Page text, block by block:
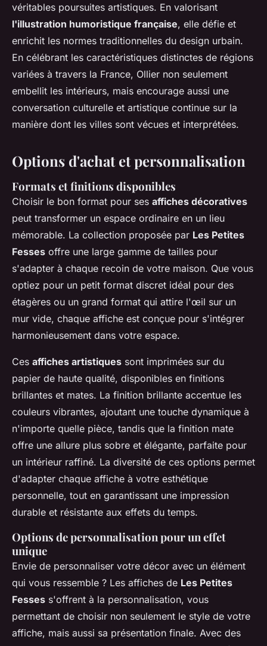
véritables poursuites artistiques. En valorisant
l'illustration humoristique française, elle défie et
enrichit les normes traditionnelles du design urbain.
En célébrant les caractéristiques distinctes de régions
variées à travers la France, Ollier non seulement
embellit les intérieurs, mais encourage aussi une
conversation culturelle et artistique continue sur la
manière dont les villes sont vécues et interprétées.
Options d'achat et personnalisation
Formats et finitions disponibles
Choisir le bon format pour ses affiches décoratives
peut transformer un espace ordinaire en un lieu
mémorable. La collection proposée par Les Petites
Fesses offre une large gamme de tailles pour
s'adapter à chaque recoin de votre maison. Que vous
optiez pour un petit format discret idéal pour des
étagères ou un grand format qui attire l'œil sur un
mur vide, chaque affiche est conçue pour s'intégrer
harmonieusement dans votre espace.
Ces affiches artistiques sont imprimées sur du
papier de haute qualité, disponibles en finitions
brillantes et mates. La finition brillante accentue les
couleurs vibrantes, ajoutant une touche dynamique à
n'importe quelle pièce, tandis que la finition mate
offre une allure plus sobre et élégante, parfaite pour
un intérieur raffiné. La diversité de ces options permet
d'adapter chaque affiche à votre esthétique
personnelle, tout en garantissant une impression
durable et résistante aux effets du temps.
Options de personnalisation pour un effet
unique
Envie de personnaliser votre décor avec un élément
qui vous ressemble ? Les affiches de Les Petites
Fesses s'offrent à la personnalisation, vous
permettant de choisir non seulement le style de votre
affiche, mais aussi sa présentation finale. Avec des